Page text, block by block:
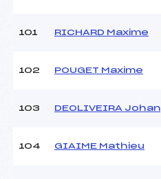
101 RICHARD Maxime
102 POUGET Maxime
103 DEOLIVEIRA Johan
104 GIAIME Mathieu